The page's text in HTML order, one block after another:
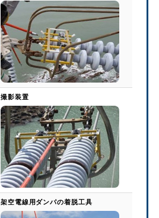
撮影装置
架空電線用ダンパの着脱工具